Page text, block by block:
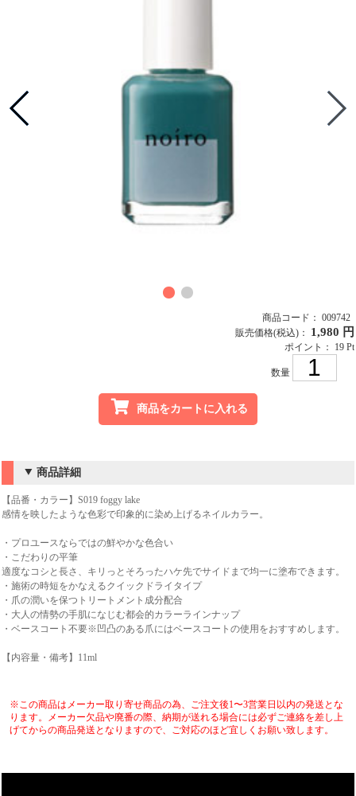
商品コード： 009742
販売価格(税込)： 1,980 円
ポイント： 19 Pt
数量
商品をカートに入れる
商品詳細
【品番・カラー】S019 foggy lake
感情を映したような色彩で印象的に染め上げるネイルカラー。
・プロユースならではの鮮やかな色合い
・こだわりの平筆
適度なコシと長さ、キリっとそろったハケ先でサイドまで均一に塗布できます。
・施術の時短をかなえるクイックドライタイプ
・爪の潤いを保つトリートメント成分配合
・大人の情勢の手肌になじむ都会的カラーラインナップ
・ベースコート不要※凹凸のある爪にはベースコートの使用をおすすめします。
【内容量・備考】11ml
※この商品はメーカー取り寄せ商品の為、ご注文後1〜3営業日以内の発送とな
ります。メーカー欠品や廃番の際、納期が送れる場合には必ずご連絡を差し上
げてからの商品発送となりますので、ご対応のほど宜しくお願い致します。